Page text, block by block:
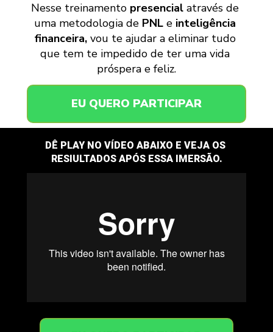
Nesse treinamento presencial através de
uma metodologia de PNL e inteligência
financeira, vou te ajudar a eliminar tudo
que tem te impedido de ter uma vida
próspera e feliz.
EU QUERO PARTICIPAR
DÊ PLAY NO VÍDEO ABAIXO E VEJA OS
RESIULTADOS APÓS ESSA IMERSÃO.